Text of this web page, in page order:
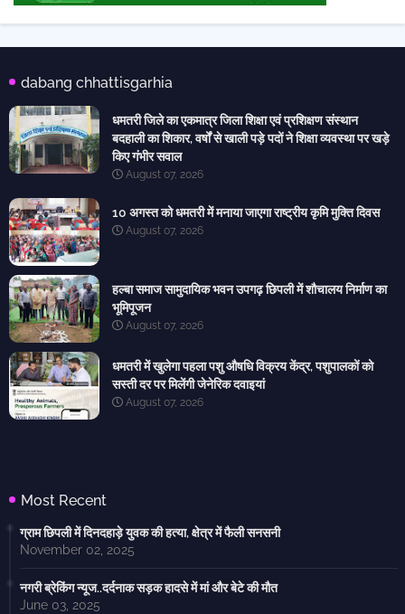
dabang chhattisgarhia
धमतरी जिले का एकमात्र जिला शिक्षा एवं प्रशिक्षण संस्थान
बदहाली का शिकार, वर्षों से खाली पड़े पदों ने शिक्षा व्यवस्था पर खड़े
किए गंभीर सवाल
August 07, 2026
10 अगस्त को धमतरी में मनाया जाएगा राष्ट्रीय कृमि मुक्ति दिवस
August 07, 2026
हल्बा समाज सामुदायिक भवन उपगढ़ छिपली में शौचालय निर्माण का
भूमिपूजन
August 07, 2026
धमतरी में खुलेगा पहला पशु औषधि विक्रय केंद्र, पशुपालकों को
सस्ती दर पर मिलेंगी जेनेरिक दवाइयां
August 07, 2026
Most Recent
ग्राम छिपली में दिनदहाड़े युवक की हत्या, क्षेत्र में फैली सनसनी
November 02, 2025
नगरी ब्रेकिंग न्यूज..दर्दनाक सड़क हादसे में मां और बेटे की मौत
June 03, 2025